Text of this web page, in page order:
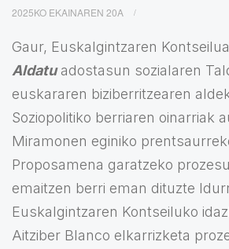
2025KO EKAINAREN 20A
Gaur, Euskalgintzaren
Aldatuadostasun sozialaren
euskararen biziberritzearen
Soziopolitiko berriaren oinarriak
Miramonen eginiko
Proposamena garatzeko
emaitzen berri eman dituzte
Euskalgintzaren Kontseiluko
Aitziber Blanco elkarrizketa